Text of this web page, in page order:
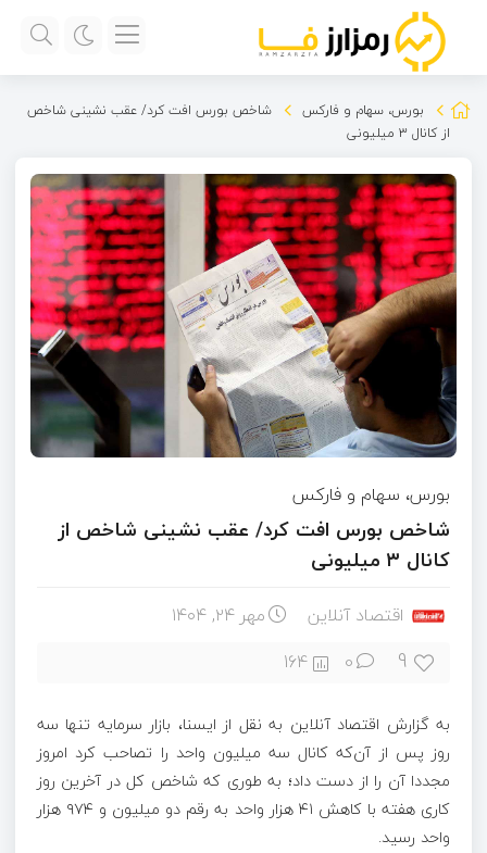
بورس، سهام و فارکس
شاخص بورس افت کرد/ عقب نشینی شاخص
از کانال ۳ میلیونی
بورس، سهام و فارکس
شاخص بورس افت کرد/ عقب نشینی شاخص از
کانال ۳ میلیونی
اقتصاد آنلاین مهر ۲۴, ۱۴۰۴
9
0
164
به گزارش اقتصاد آنلاین به نقل از ایسنا، بازار سرمایه تنها سه
روز پس از آن‌که کانال سه میلیون واحد را تصاحب کرد امروز
مجددا آن را از دست داد؛ به طوری که شاخص کل در آخرین روز
کاری هفته با کاهش ۴۱ هزار واحد به رقم دو میلیون و ۹۷۴ هزار
واحد رسید.